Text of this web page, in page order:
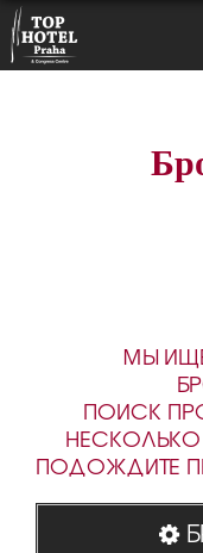
МЫ
ПОИСК
ПОДОЖДИТЕ